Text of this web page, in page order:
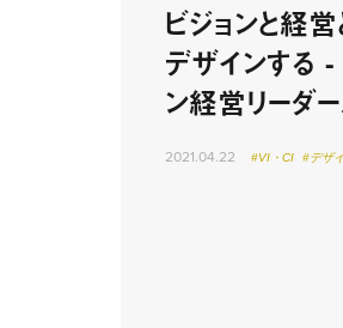
ビジョンと経
デザインする
ン経営リーダ
2021.04.22 #VI・CI #デザ